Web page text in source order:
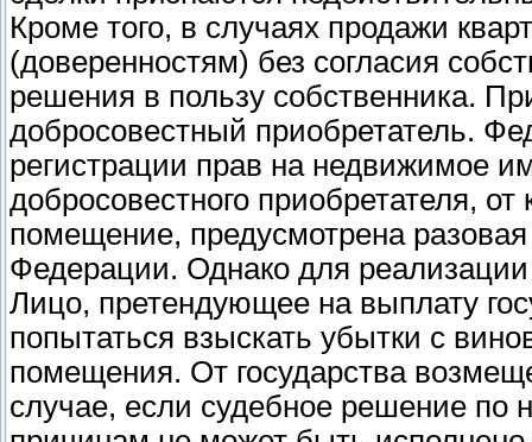
Кроме того, в случаях продажи
(доверенностям) без согласия
решения в пользу собственника.
добросовестный приобретатель.
регистрации прав на недвижимое
добросовестного приобретателя,
помещение, предусмотрена
Федерации. Однако для
Лицо, претендующее на выплату
попытаться взыскать убытки с
помещения. От государства
случае, если судебное решение по